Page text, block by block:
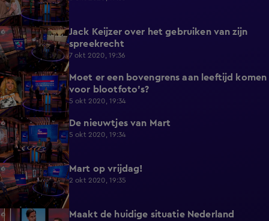
9:54
Jack Keijzer over het gebruiken van zijn
spreekrecht
7 okt 2020, 19:36
2:20
Moet er een bovengrens aan leeftijd komen
voor blootfoto's?
5 okt 2020, 19:34
3:08 De nieuwtjes van Mart
5 okt 2020, 19:34
4:10 Mart op vrijdag!
2 okt 2020, 19:35
0:40
Maakt de huidige situatie Nederland